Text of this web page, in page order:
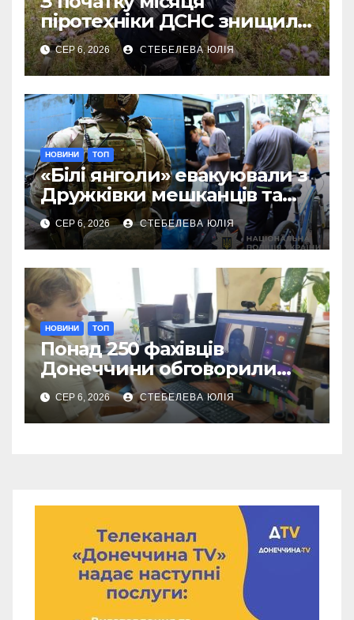
піротехніки ДСНС знищили
18 вибухонебезпечних
предметів
СЕР 6, 2026 СТЕБЕЛЕВА ЮЛІЯ
НОВИНИ ТОП
«Білі янголи» евакуювали з
Дружківки мешканців та
їхніх домашніх улюбленців
СЕР 6, 2026 СТЕБЕЛЕВА ЮЛІЯ
НОВИНИ ТОП
Понад 250 фахівців
Донеччини обговорили
роботу влади під час війни
СЕР 6, 2026 СТЕБЕЛЕВА ЮЛІЯ